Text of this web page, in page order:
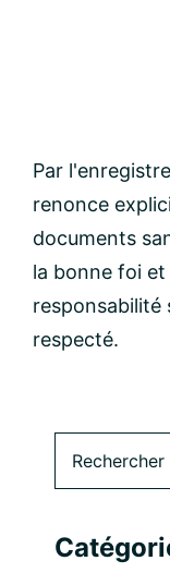
Par
renonce
documents
la bonne foi
responsabilité
respecté.
Barre
dans
Web